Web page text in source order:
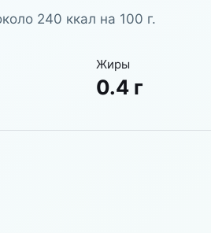
240 ккал на 100 г.
Жиры
0.4 г